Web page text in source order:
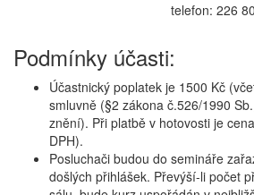
telefon: 226
Podmínky účasti:
Účastnický poplatek je 1500 Kč
smluvně (§2 zákona č.526/1990
znění). Při platbě v hotovosti je
DPH).
Posluchači budou do semináře
došlých přihlášek. Převýší-li počet